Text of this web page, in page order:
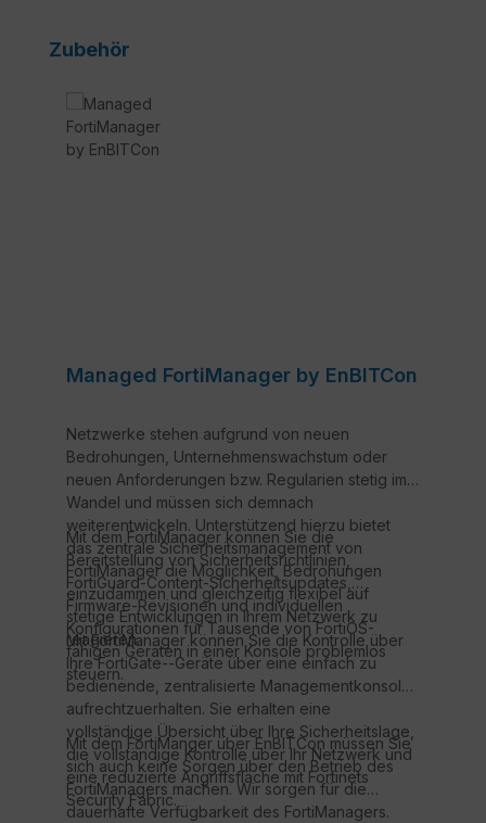
Produktgalerie überspringen
Zubehör
Managed FortiManager by EnBITCon
Netzwerke stehen aufgrund von neuen
Bedrohungen, Unternehmenswachstum oder
neuen Anforderungen bzw. Regularien stetig im
Wandel und müssen sich demnach
weiterentwickeln. Unterstützend hierzu bietet
das zentrale Sicherheitsmanagement von
FortiManager die Möglichkeit, Bedrohungen
einzudämmen und gleichzeitig flexibel auf
stetige Entwicklungen in Ihrem Netzwerk zu
reagieren.
Mit dem FortiManager können Sie die
Bereitstellung von Sicherheitsrichtlinien,
FortiGuard-Content-Sicherheitsupdates,
Firmware-Revisionen und individuellen
Konfigurationen für Tausende von FortiOS-
fähigen Geräten in einer Konsole problemlos
steuern.
Mit FortiManager können Sie die Kontrolle über
Ihre FortiGate--Geräte über eine einfach zu
bedienende, zentralisierte Managementkonsole
aufrechtzuerhalten. Sie erhalten eine
vollständige Übersicht über Ihre Sicherheitslage,
die vollständige Kontrolle über Ihr Netzwerk und
eine reduzierte Angriffsfläche mit Fortinets
Security Fabric.
Mit dem FortiManger über EnBITCon müssen Sie
sich auch keine Sorgen über den Betrieb des
FortiManagers machen. Wir sorgen für die
dauerhafte Verfügbarkeit des FortiManagers.